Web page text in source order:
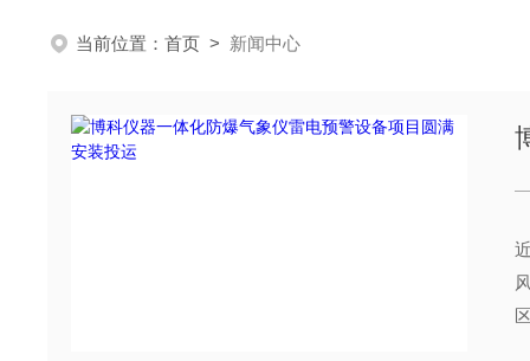
当前位置： 首页 > 新闻中心